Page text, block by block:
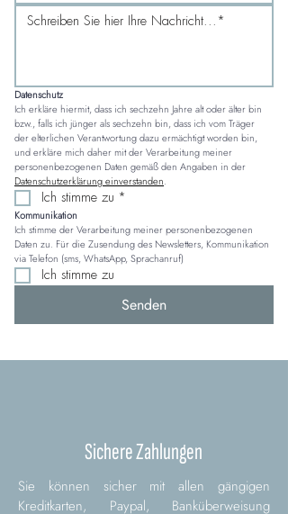
Datenschutz
Ich erkläre hiermit, dass ich sechzehn Jahre alt oder älter bin
bzw., falls ich jünger als sechzehn bin, dass ich vom Träger
der elterlichen Verantwortung dazu ermächtigt worden bin,
und erkläre mich daher mit der Verarbeitung meiner
Datenschutzerklärung einverstanden.
Ich stimme zu *
Kommunikation
Ich stimme der Verarbeitung meiner personenbezogenen
Daten zu. Für die Zusendung des Newsletters, Kommunikation
via Telefon (sms, WhatsApp, Sprachanruf)
Ich stimme zu
Senden
Sichere Zahlungen
Sie können sicher mit allen gängigen
Kreditkarten, Paypal, Banküberweisung